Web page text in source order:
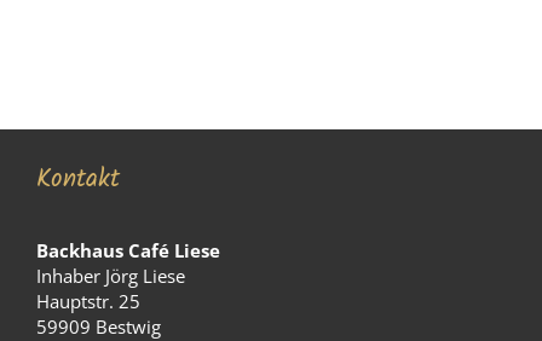
Kontakt
Backhaus Café Liese
Inhaber Jörg Liese
Hauptstr. 25
59909 Bestwig